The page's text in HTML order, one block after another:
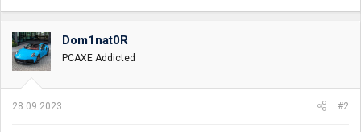
Dom1nat0R
PCAXE Addicted
28.09.2023. #2